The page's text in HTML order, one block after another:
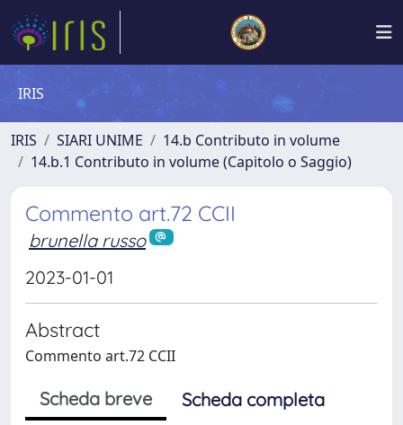
IRIS
IRIS SIARI UNIME
14.b Contributo in volume
14.b.1 Contributo in volume (Capitolo o Saggio)
Commento art.72 CCII
brunella russo
2023-01-01
Abstract
Commento art.72 CCII
Scheda breve
Scheda completa